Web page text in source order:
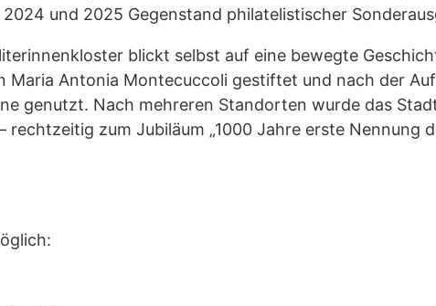
und 2025 Gegenstand philatelistischer
blickt selbst auf eine bewegte
Maria Antonia Montecuccoli gestiftet und nach der
genutzt. Nach mehreren Standorten wurde das
zum Jubiläum „1000 Jahre erste Nennung